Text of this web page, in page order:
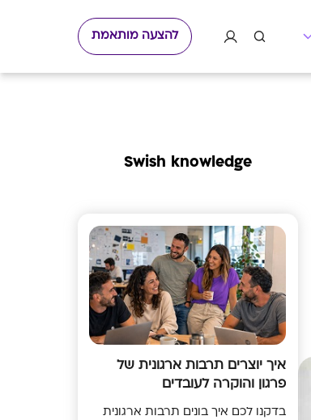
להצעה מותאמת
Swish knowledge
איך יוצרים תרבות ארגונית של
פרגון והוקרה לעובדים
בדקנו לכם איך בונים תרבות ארגונית